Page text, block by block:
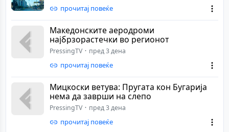
прочитај повеќе
Maкедонските аеродроми
најбрзорастечки во регионот
PressingTV пред 3 дена
прочитај повеќе
Mицкоски ветува: Пругата кон Бугарија
нема да заврши на слепо
PressingTV пред 3 дена
прочитај повеќе